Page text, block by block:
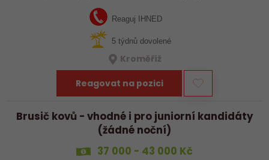
rutina, ale precizní práce, která má smysl.
Reaguj IHNED
5 týdnů dovolené
Kroměříž
Reagovat na pozici
Brusič kovů - vhodné i pro juniorní kandidáty
(žádné noční)
37 000 - 43 000 Kč